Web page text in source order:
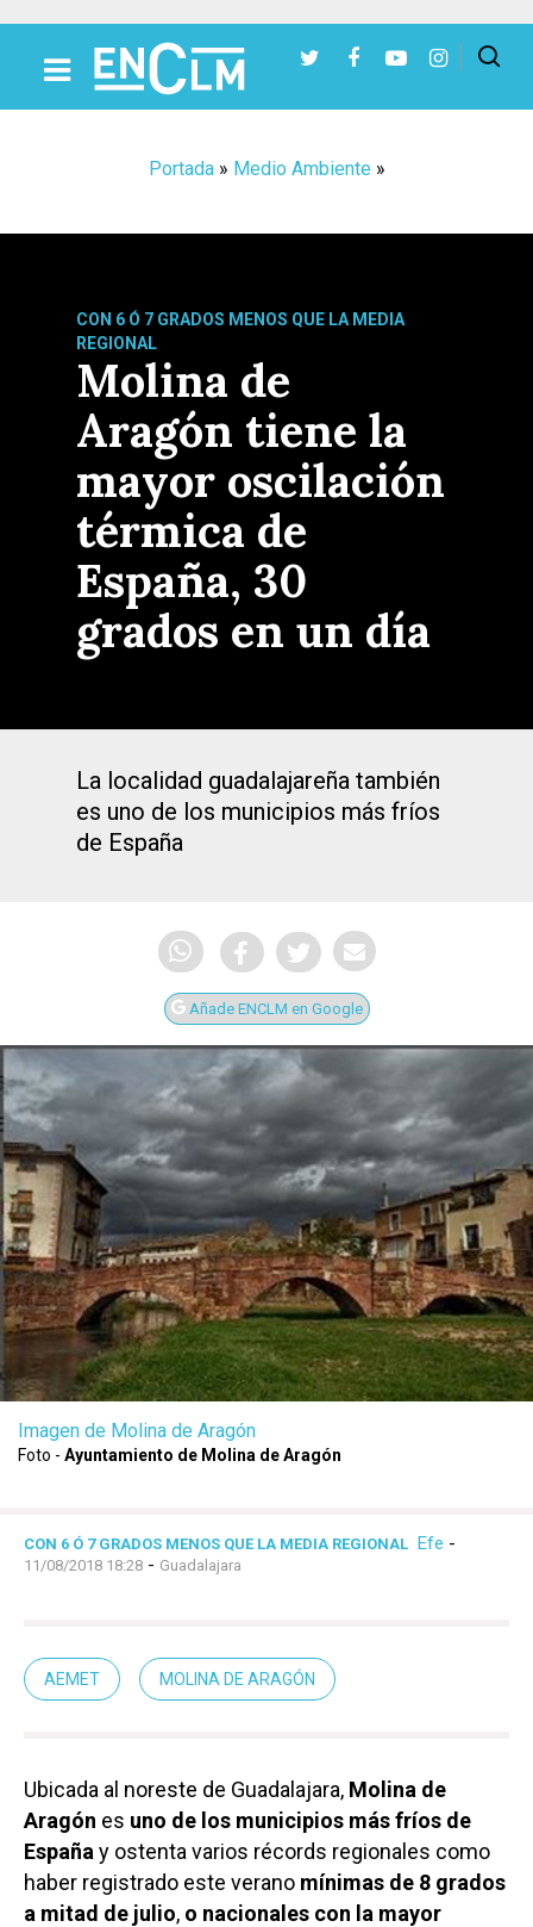
Portada» Medio Ambiente »
CON 6 Ó 7 GRADOS MENOS QUE LA MEDIA
REGIONAL
Molina de
Aragón tiene la
mayor oscilación
térmica de
España, 30
grados en un día
La localidad guadalajareña también
es uno de los municipios más fríos
de España
Añade ENCLM en Google
Imagen de Molina de Aragón
Foto - Ayuntamiento de Molina de Aragón
CON 6 Ó 7 GRADOS MENOS QUE LA MEDIA REGIONAL Efe -
11/08/2018 18:28 - Guadalajara
AEMET MOLINA DE ARAGÓN
Ubicada al noreste de Guadalajara, Molina de
Aragón es uno de los municipios más fríos de
España y ostenta varios récords regionales como
haber registrado este verano mínimas de 8 grados
a mitad de julio, o nacionales con la mayor